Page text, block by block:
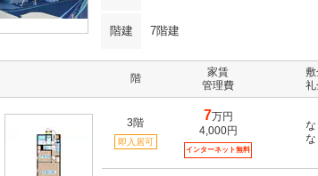
階建 7階建
階
家賃
管理費
3階
即入居可
7万円
4,000円
インターネット無料
な
な